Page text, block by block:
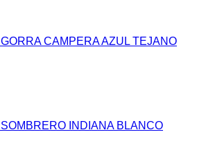
GORRA CAMPERA AZUL TEJANO
SOMBRERO INDIANA BLANCO